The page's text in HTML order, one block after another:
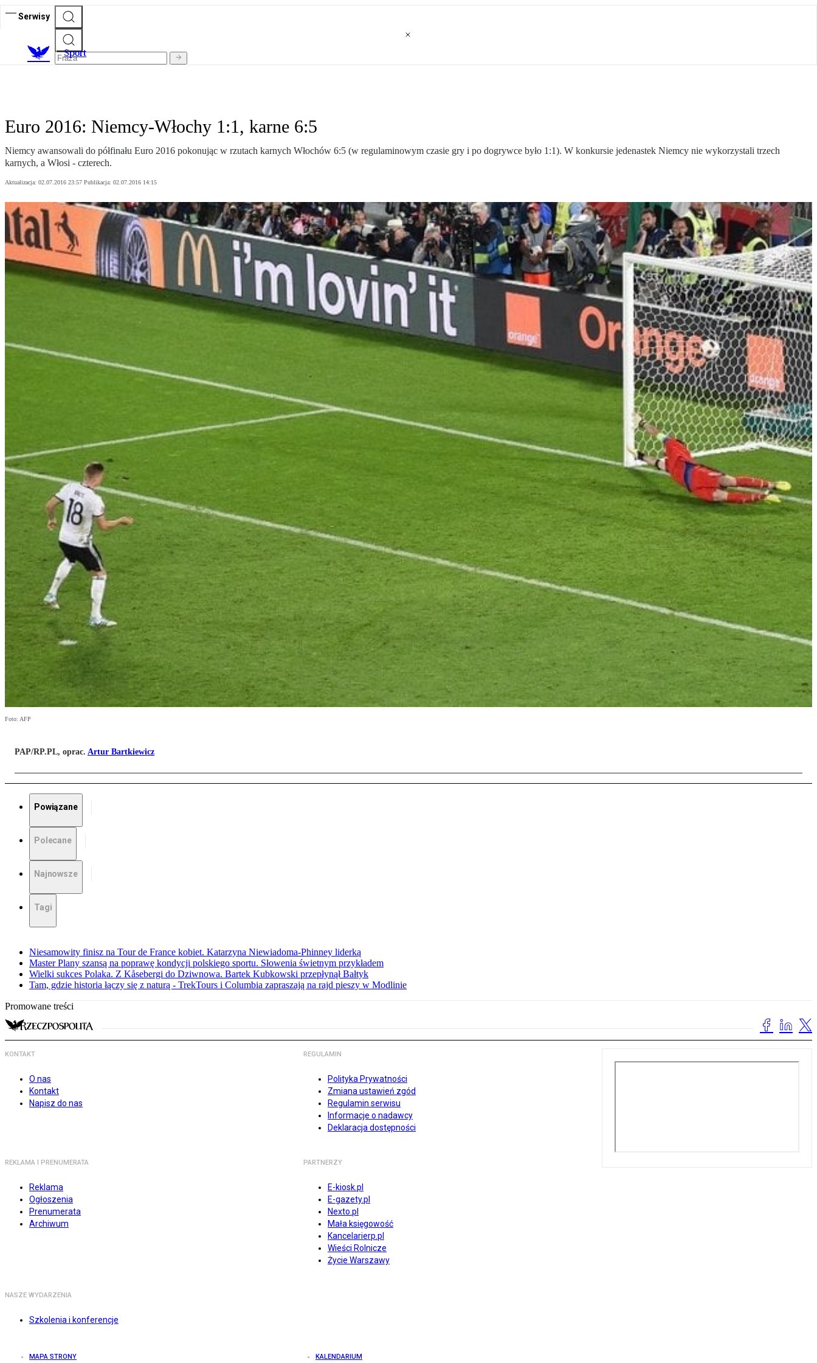
Serwisy
Sport
Euro 2016: Niemcy-Włochy 1:1, karne 6:5
Niemcy awansowali do półfinału Euro 2016 pokonując w rzutach karnych Włochów 6:5 (w regulaminowym czasie gry i po dogrywce było 1:1). W konkursie jedenastek Niemcy nie wykorzystali trzech
karnych, a Włosi - czterech.
Aktualizacja: 02.07.2016 23:57 Publikacja: 02.07.2016 14:15
Foto: AFP
PAP/RP.PL, oprac. Artur Bartkiewicz
Powiązane
Polecane
Najnowsze
Tagi
Niesamowity finisz na Tour de France kobiet. Katarzyna Niewiadoma-Phinney liderką
Master Plany szansą na poprawę kondycji polskiego sportu. Słowenia świetnym przykładem
Wielki sukces Polaka. Z Kåsebergi do Dziwnowa. Bartek Kubkowski przepłynął Bałtyk
Tam, gdzie historia łączy się z naturą - TrekTours i Columbia zapraszają na rajd pieszy w Modlinie
Promowane treści
KONTAKT
O nas
Kontakt
Napisz do nas
REGULAMIN
Polityka Prywatności
Zmiana ustawień zgód
Regulamin serwisu
Informacje o nadawcy
Deklaracja dostępności
REKLAMA I PRENUMERATA
Reklama
Ogłoszenia
Prenumerata
Archiwum
PARTNERZY
E-kiosk.pl
E-gazety.pl
Nexto.pl
Mała księgowość
Kancelarierp.pl
Wieści Rolnicze
Życie Warszawy
NASZE WYDARZENIA
Szkolenia i konferencje
MAPA STRONY KALENDARIUM